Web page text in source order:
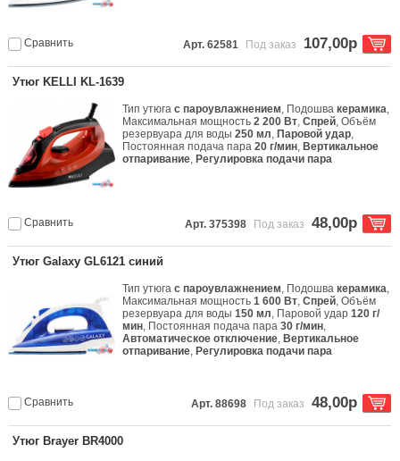
Сравнить Арт. 62581 Под заказ 107,00р
Утюг KELLI KL-1639
Тип утюгас пароувлажнением, Подошвакерамика,
Максимальная мощность2 200 Вт,Спрей, Объём
резервуара для воды250 мл, Паровой удар,
Постоянная подача пара20 г/мин, Вертикальное
отпаривание, Регулировка подачи пара
Сравнить Арт. 375398 Под заказ 48,00р
Утюг Galaxy GL6121 синий
Тип утюгас пароувлажнением, Подошвакерамика,
Максимальная мощность1 600 Вт,Спрей, Объём
резервуара для воды150 мл, Паровой удар120 г/
мин, Постоянная подача пара30 г/мин,
Автоматическое отключение, Вертикальное
отпаривание, Регулировка подачи пара
Сравнить Арт. 88698 Под заказ 48,00р
Утюг Brayer BR4000